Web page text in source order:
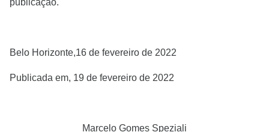
publicação.
Belo Horizonte,16 de fevereiro de 2022
Publicada em, 19 de fevereiro de 2022
Marcelo Gomes Speziali